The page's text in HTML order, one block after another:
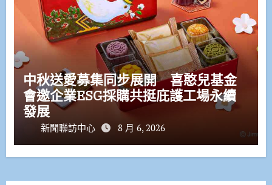
中秋送愛募集同步展開 喜憨兒基金
會邀企業ESG採購共挺庇護工場永續
發展
新聞聯訪中心 8 月 6, 2026